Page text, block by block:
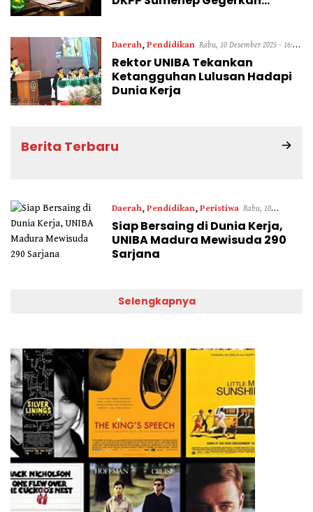
Daerah, Pendidikan Rabu, 10 Desember 2025 - 16:19
WIB
Rektor UNIBA Tekankan
Ketangguhan Lulusan Hadapi
Dunia Kerja
Berita Terbaru
Daerah, Pendidikan, Peristiwa Rabu, 10
Desember 2025 - 12:50 WIB
Siap Bersaing di Dunia Kerja,
UNIBA Madura Mewisuda 290
Sarjana
Selengkapnya